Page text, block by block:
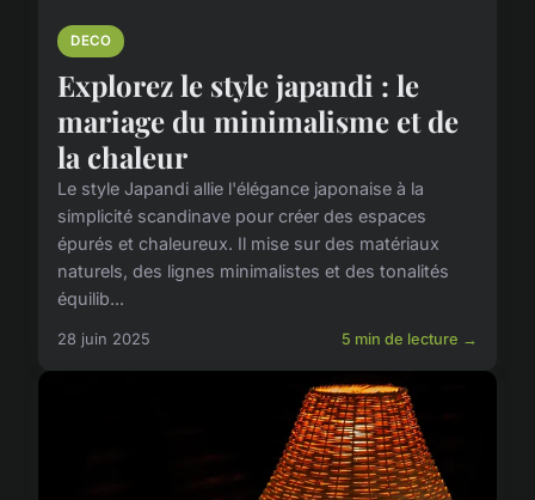
DECO
Explorez le style japandi : le
mariage du minimalisme et de
la chaleur
Le style Japandi allie l'élégance japonaise à la
simplicité scandinave pour créer des espaces
épurés et chaleureux. Il mise sur des matériaux
naturels, des lignes minimalistes et des tonalités
équilib...
28 juin 2025 5 min de lecture →